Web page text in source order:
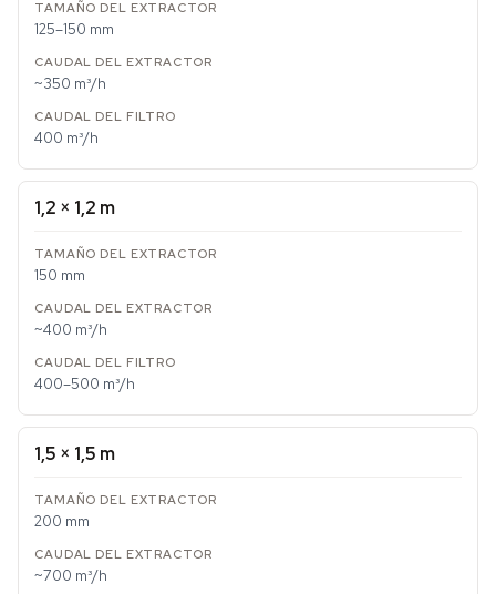
125–150 mm
~350 m³/h
400 m³/h
1,2 × 1,2 m
150 mm
~400 m³/h
400–500 m³/h
1,5 × 1,5 m
200 mm
~700 m³/h